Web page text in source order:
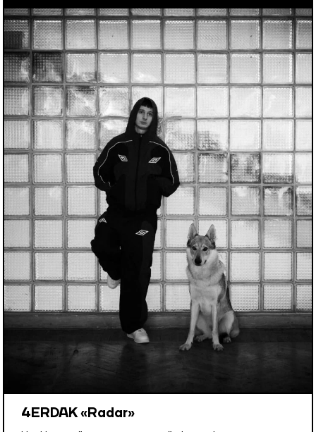
4ERDAK «Radar»